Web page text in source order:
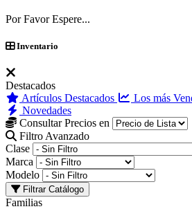
Por Favor Espere...
Inventario
Destacados
Artículos Destacados
Los más
Novedades
Consultar Precios en
Filtro Avanzado
Clase
Marca
Modelo
Filtrar Catálogo
Familias